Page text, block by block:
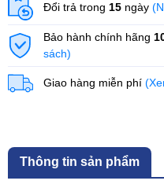
Đổi trả trong 15 ngày
Bảo hành chính hãng
sách)
Giao hàng miễn phí
Thông tin sản phẩm